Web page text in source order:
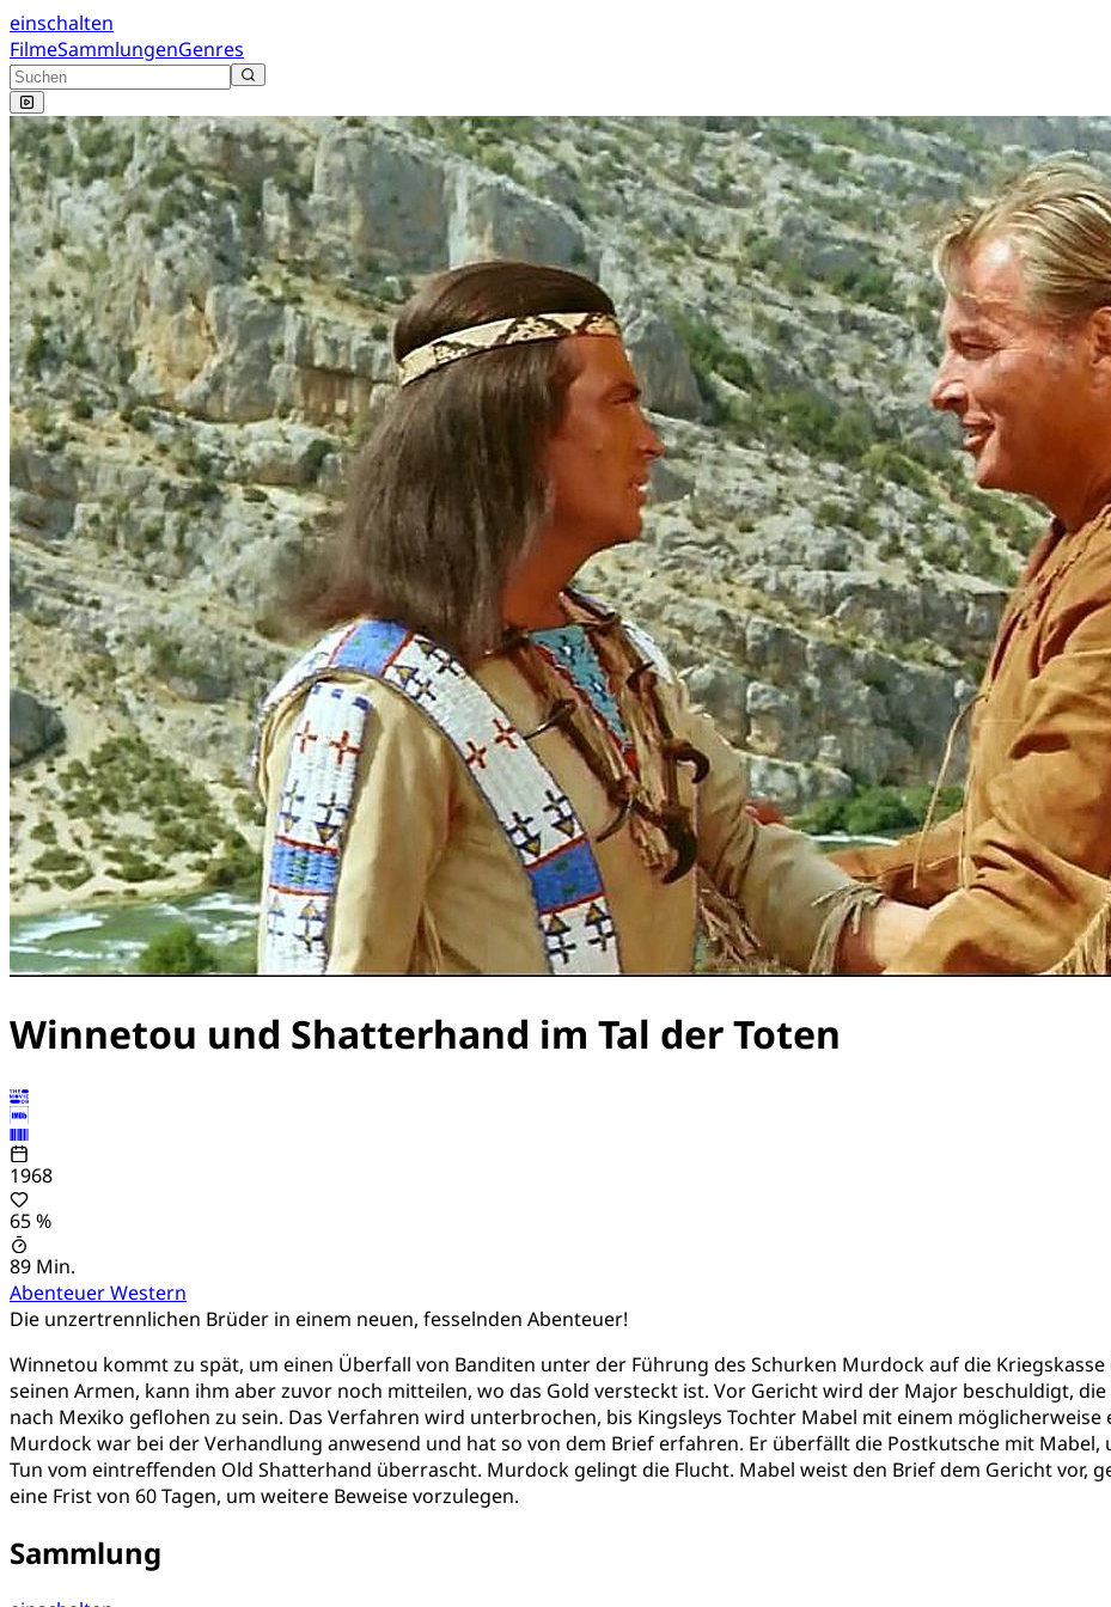
einschalten
FilmeSammlungenGenres
Winnetou und Shatterhand im Tal der Toten
1968
65 %
89 Min.
AbenteuerWestern
Die unzertrennlichen Brüder in einem neuen, fesselnden Abenteuer!
Winnetou kommt zu spät, um einen Überfall von Banditen unter der Führung des Schurken Murdock auf die
seinen Armen, kann ihm aber zuvor noch mitteilen, wo das Gold versteckt ist. Vor Gericht wird der Major beschuldigt,
nach Mexiko geflohen zu sein. Das Verfahren wird unterbrochen, bis Kingsleys Tochter Mabel mit einem
Murdock war bei der Verhandlung anwesend und hat so von dem Brief erfahren. Er überfällt die Postkutsche mit
Tun vom eintreffenden Old Shatterhand überrascht. Murdock gelingt die Flucht. Mabel weist den Brief dem Gericht vor,
eine Frist von 60 Tagen, um weitere Beweise vorzulegen.
Sammlung